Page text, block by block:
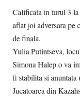
Calificata in turul 3
aflat joi adversara
de finala.
Yulia Putintseva,
Simona Halep o va
fi stabilita si anuntata
Jucatoarea din